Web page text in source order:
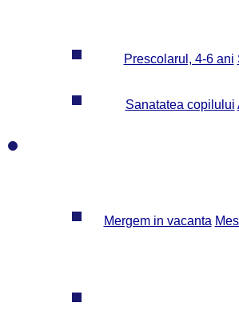
Prescolarul, 4-6 ani
Sanatatea copilului
Mergem in vacanta